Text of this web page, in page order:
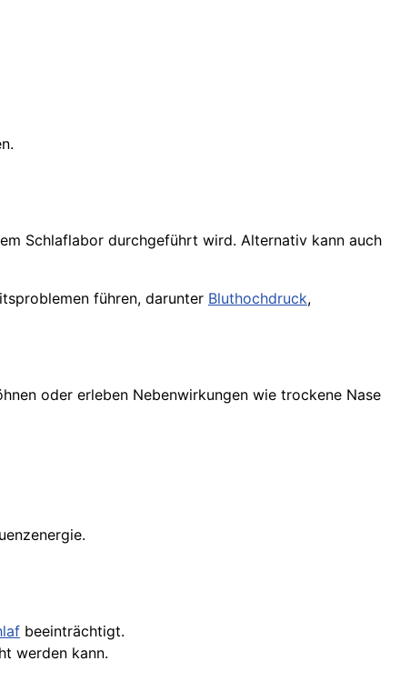
Schlaflabor durchgeführt wird. Alternativ kann auch
führen, darunter Bluthochdruck,
oder erleben Nebenwirkungen wie trockene Nase
beeinträchtigt.
werden kann.